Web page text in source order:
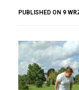
PUBLISHED ON 9